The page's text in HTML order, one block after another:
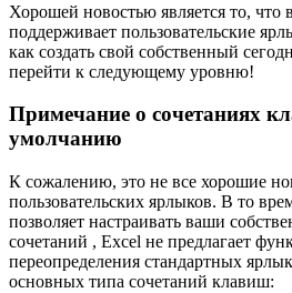
Хорошей новостью является то, что
поддерживает пользовательские
как создать свой собственный
перейти к следующему уровню!
Примечание о сочетаниях
умолчанию
К сожалению, это не все хорошие
пользовательских ярлыков. В то
позволяет настраивать ваши
сочетаний , Excel не предлагает
переопределения стандартных
основных типа сочетаний клавиш: